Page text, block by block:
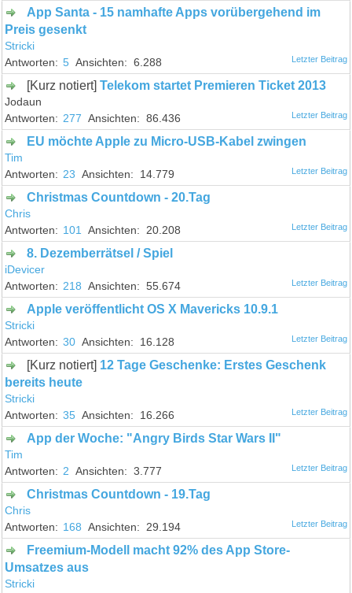
App Santa - 15 namhafte Apps vorübergehend im
Preis gesenkt
Stricki
5
6.288
[Kurz notiert]Telekom startet Premieren Ticket 2013
Jodaun
277
86.436
EU möchte Apple zu Micro-USB-Kabel zwingen
Tim
23
14.779
Christmas Countdown - 20.Tag
Chris
101
20.208
8. Dezemberrätsel / Spiel
iDevicer
218
55.674
Apple veröffentlicht OS X Mavericks 10.9.1
Stricki
30
16.128
[Kurz notiert] 12 Tage Geschenke: Erstes Geschenk
bereits heute
Stricki
35
16.266
App der Woche: "Angry Birds Star Wars II"
Tim
2
3.777
Christmas Countdown - 19.Tag
Chris
168
29.194
Freemium-Modell macht 92% des App Store-
Umsatzes aus
Stricki